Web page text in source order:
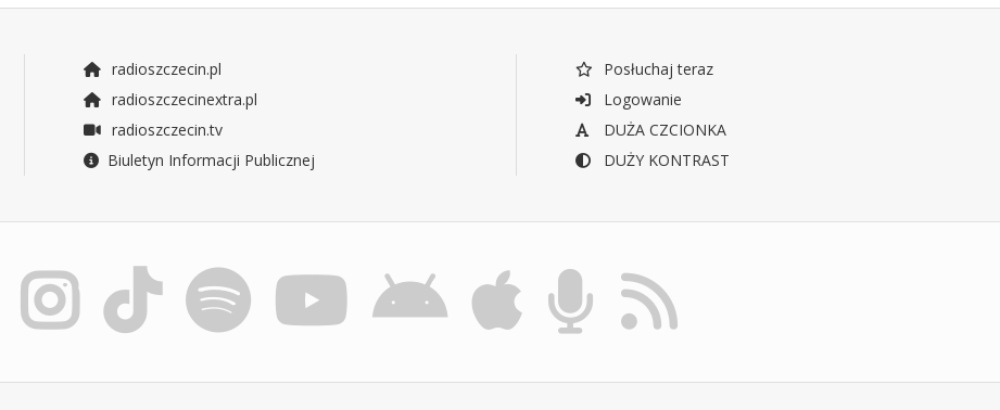
radioszczecin.pl
radioszczecinextra.pl
radioszczecin.tv
Biuletyn Informacji Publicznej
Posłuchaj teraz
Logowanie
DUŻA CZCIONKA
DUŻY KONTRAST